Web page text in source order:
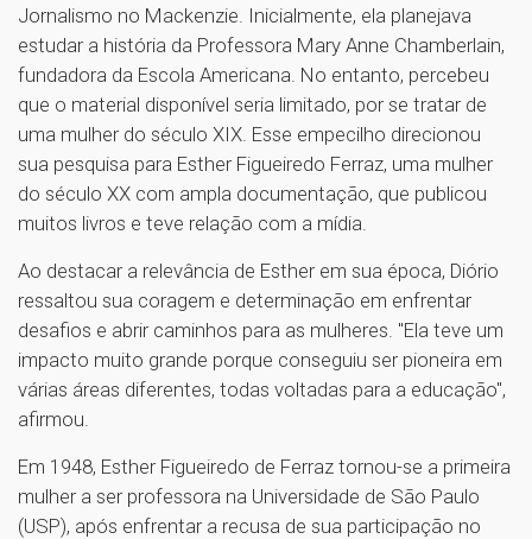
Jornalismo no Mackenzie. Inicialmente, ela planejava
estudar a história da Professora Mary Anne Chamberlain,
fundadora da Escola Americana. No entanto, percebeu
que o material disponível seria limitado, por se tratar de
uma mulher do século XIX. Esse empecilho direcionou
sua pesquisa para Esther Figueiredo Ferraz, uma mulher
do século XX com ampla documentação, que publicou
muitos livros e teve relação com a mídia.
Ao destacar a relevância de Esther em sua época, Diório
ressaltou sua coragem e determinação em enfrentar
desafios e abrir caminhos para as mulheres. "Ela teve um
impacto muito grande porque conseguiu ser pioneira em
várias áreas diferentes, todas voltadas para a educação",
afirmou.
Em 1948, Esther Figueiredo de Ferraz tornou-se a primeira
mulher a ser professora na Universidade de São Paulo
(USP), após enfrentar a recusa de sua participação no